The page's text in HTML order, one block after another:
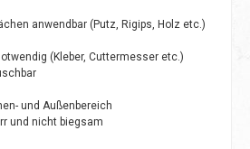
anwendbar (Putz, Rigips, Holz etc.)
(Kleber, Cuttermesser etc.)
und Außenbereich
und nicht biegsam